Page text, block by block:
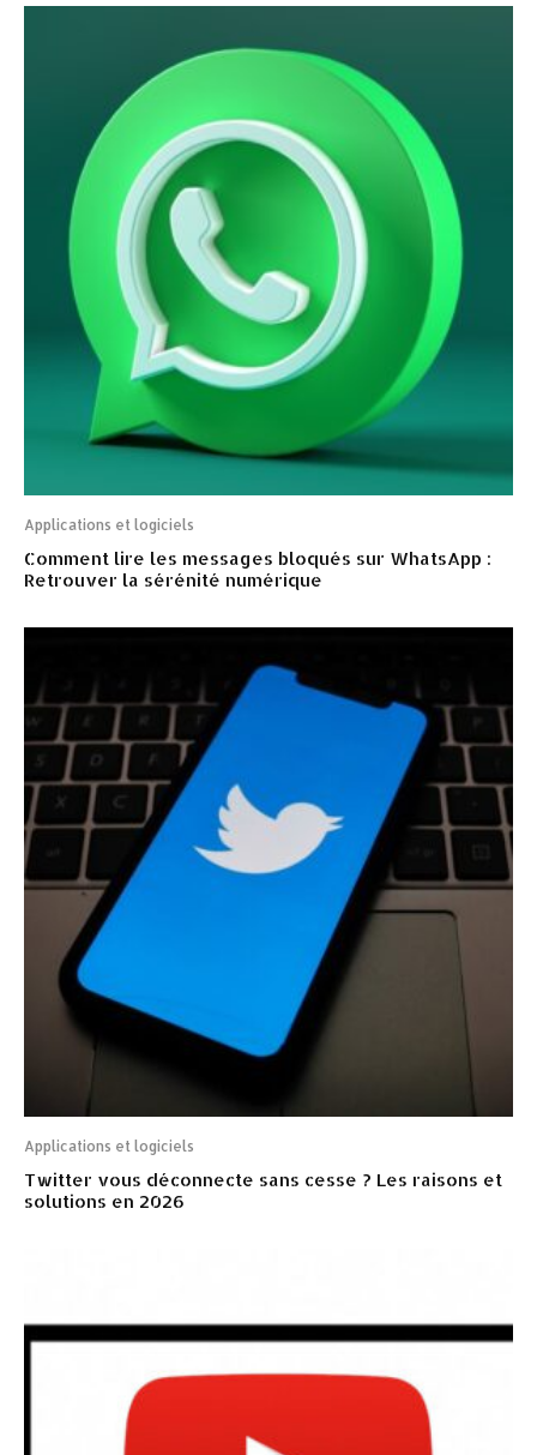
Applications et logiciels
Comment lire les messages bloqués sur WhatsApp :
Retrouver la sérénité numérique
Applications et logiciels
Twitter vous déconnecte sans cesse ? Les raisons et
solutions en 2026